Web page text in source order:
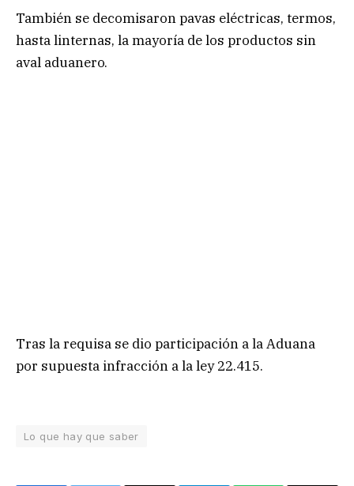
También se decomisaron pavas eléctricas, termos,
hasta linternas, la mayoría de los productos sin
aval aduanero.
Tras la requisa se dio participación a la Aduana
por supuesta infracción a la ley 22.415.
Lo que hay que saber